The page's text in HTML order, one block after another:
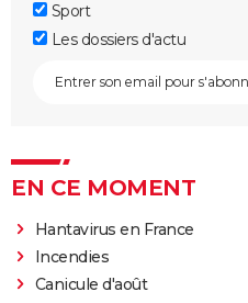
Sport
Les dossiers d'actu
EN CE MOMENT
Hantavirus en France
Incendies
Canicule d'août